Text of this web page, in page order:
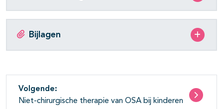
Bijlagen
Volgende:
Niet-chirurgische therapie van OSA bij kinderen